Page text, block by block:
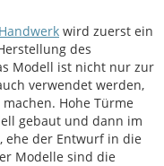
Handwerk wird zuerst ein
des
Modell ist nicht nur zur
verwendet werden,
Hohe Türme
gebaut und dann im
ehe der Entwurf in die
Modelle sind die